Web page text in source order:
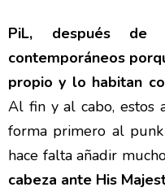
PiL, después de
contemporáneos
propio y lo habitan
Al fin y al cabo, estos
forma primero al
hace falta añadir
cabeza ante His